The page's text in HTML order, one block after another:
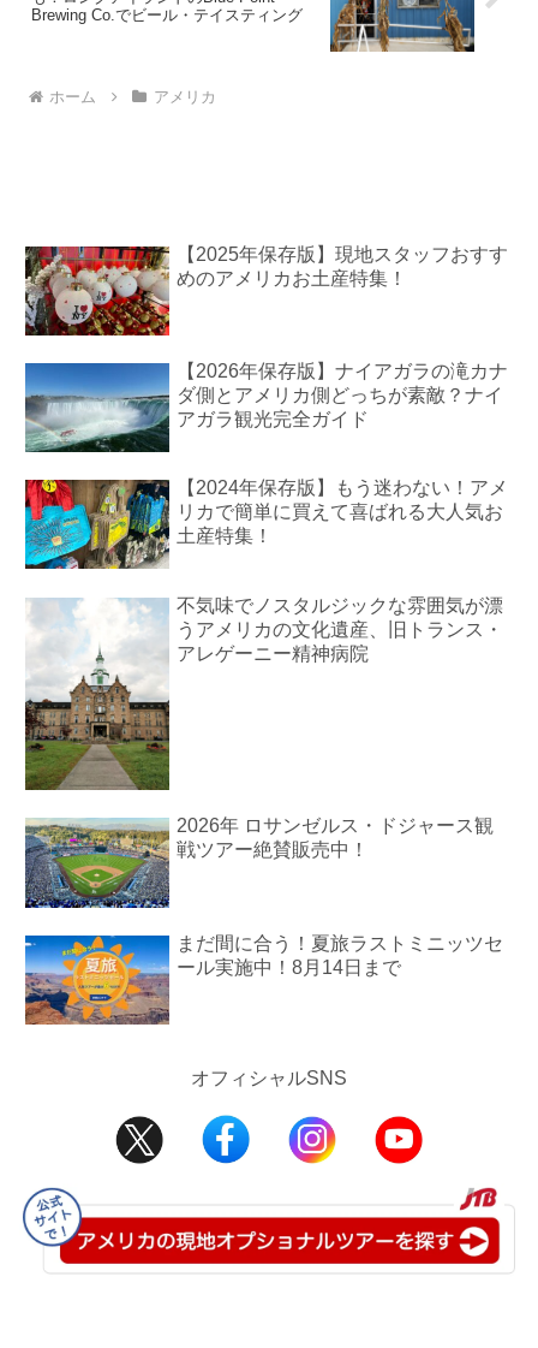
Brewing Co.でビール・テイスティング
ホーム アメリカ
【2025年保存版】現地スタッフおすす
めのアメリカお土産特集！
【2026年保存版】ナイアガラの滝カナ
ダ側とアメリカ側どっちが素敵？ナイ
アガラ観光完全ガイド
【2024年保存版】もう迷わない！アメ
リカで簡単に買えて喜ばれる大人気お
土産特集！
不気味でノスタルジックな雰囲気が漂
うアメリカの文化遺産、旧トランス・
アレゲーニー精神病院
2026年 ロサンゼルス・ドジャース観
戦ツアー絶賛販売中！
まだ間に合う！夏旅ラストミニッツセ
ール実施中！8月14日まで
オフィシャルSNS